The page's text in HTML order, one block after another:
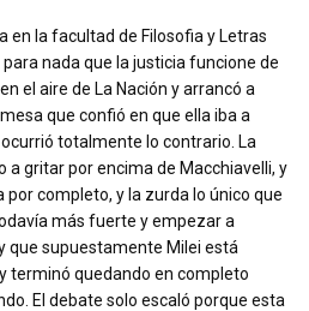
en la facultad de Filosofia y Letras
nada que la justicia funcione de
el aire de La Nación y arrancó a
que confió en que ella iba a
totalmente lo contrario. La
a gritar por encima de Macchiavelli, y
completo, y la zurda lo único que
más fuerte y empezar a
que supuestamente Milei está
terminó quedando en completo
El debate solo escaló porque esta